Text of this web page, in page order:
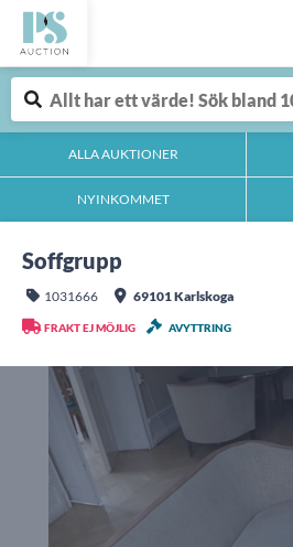
ALLA AUKTIONER
NYINKOMMET
Soffgrupp
1031666 69101 Karlskoga
FRAKT EJ MÖJLIG AVYTTRING